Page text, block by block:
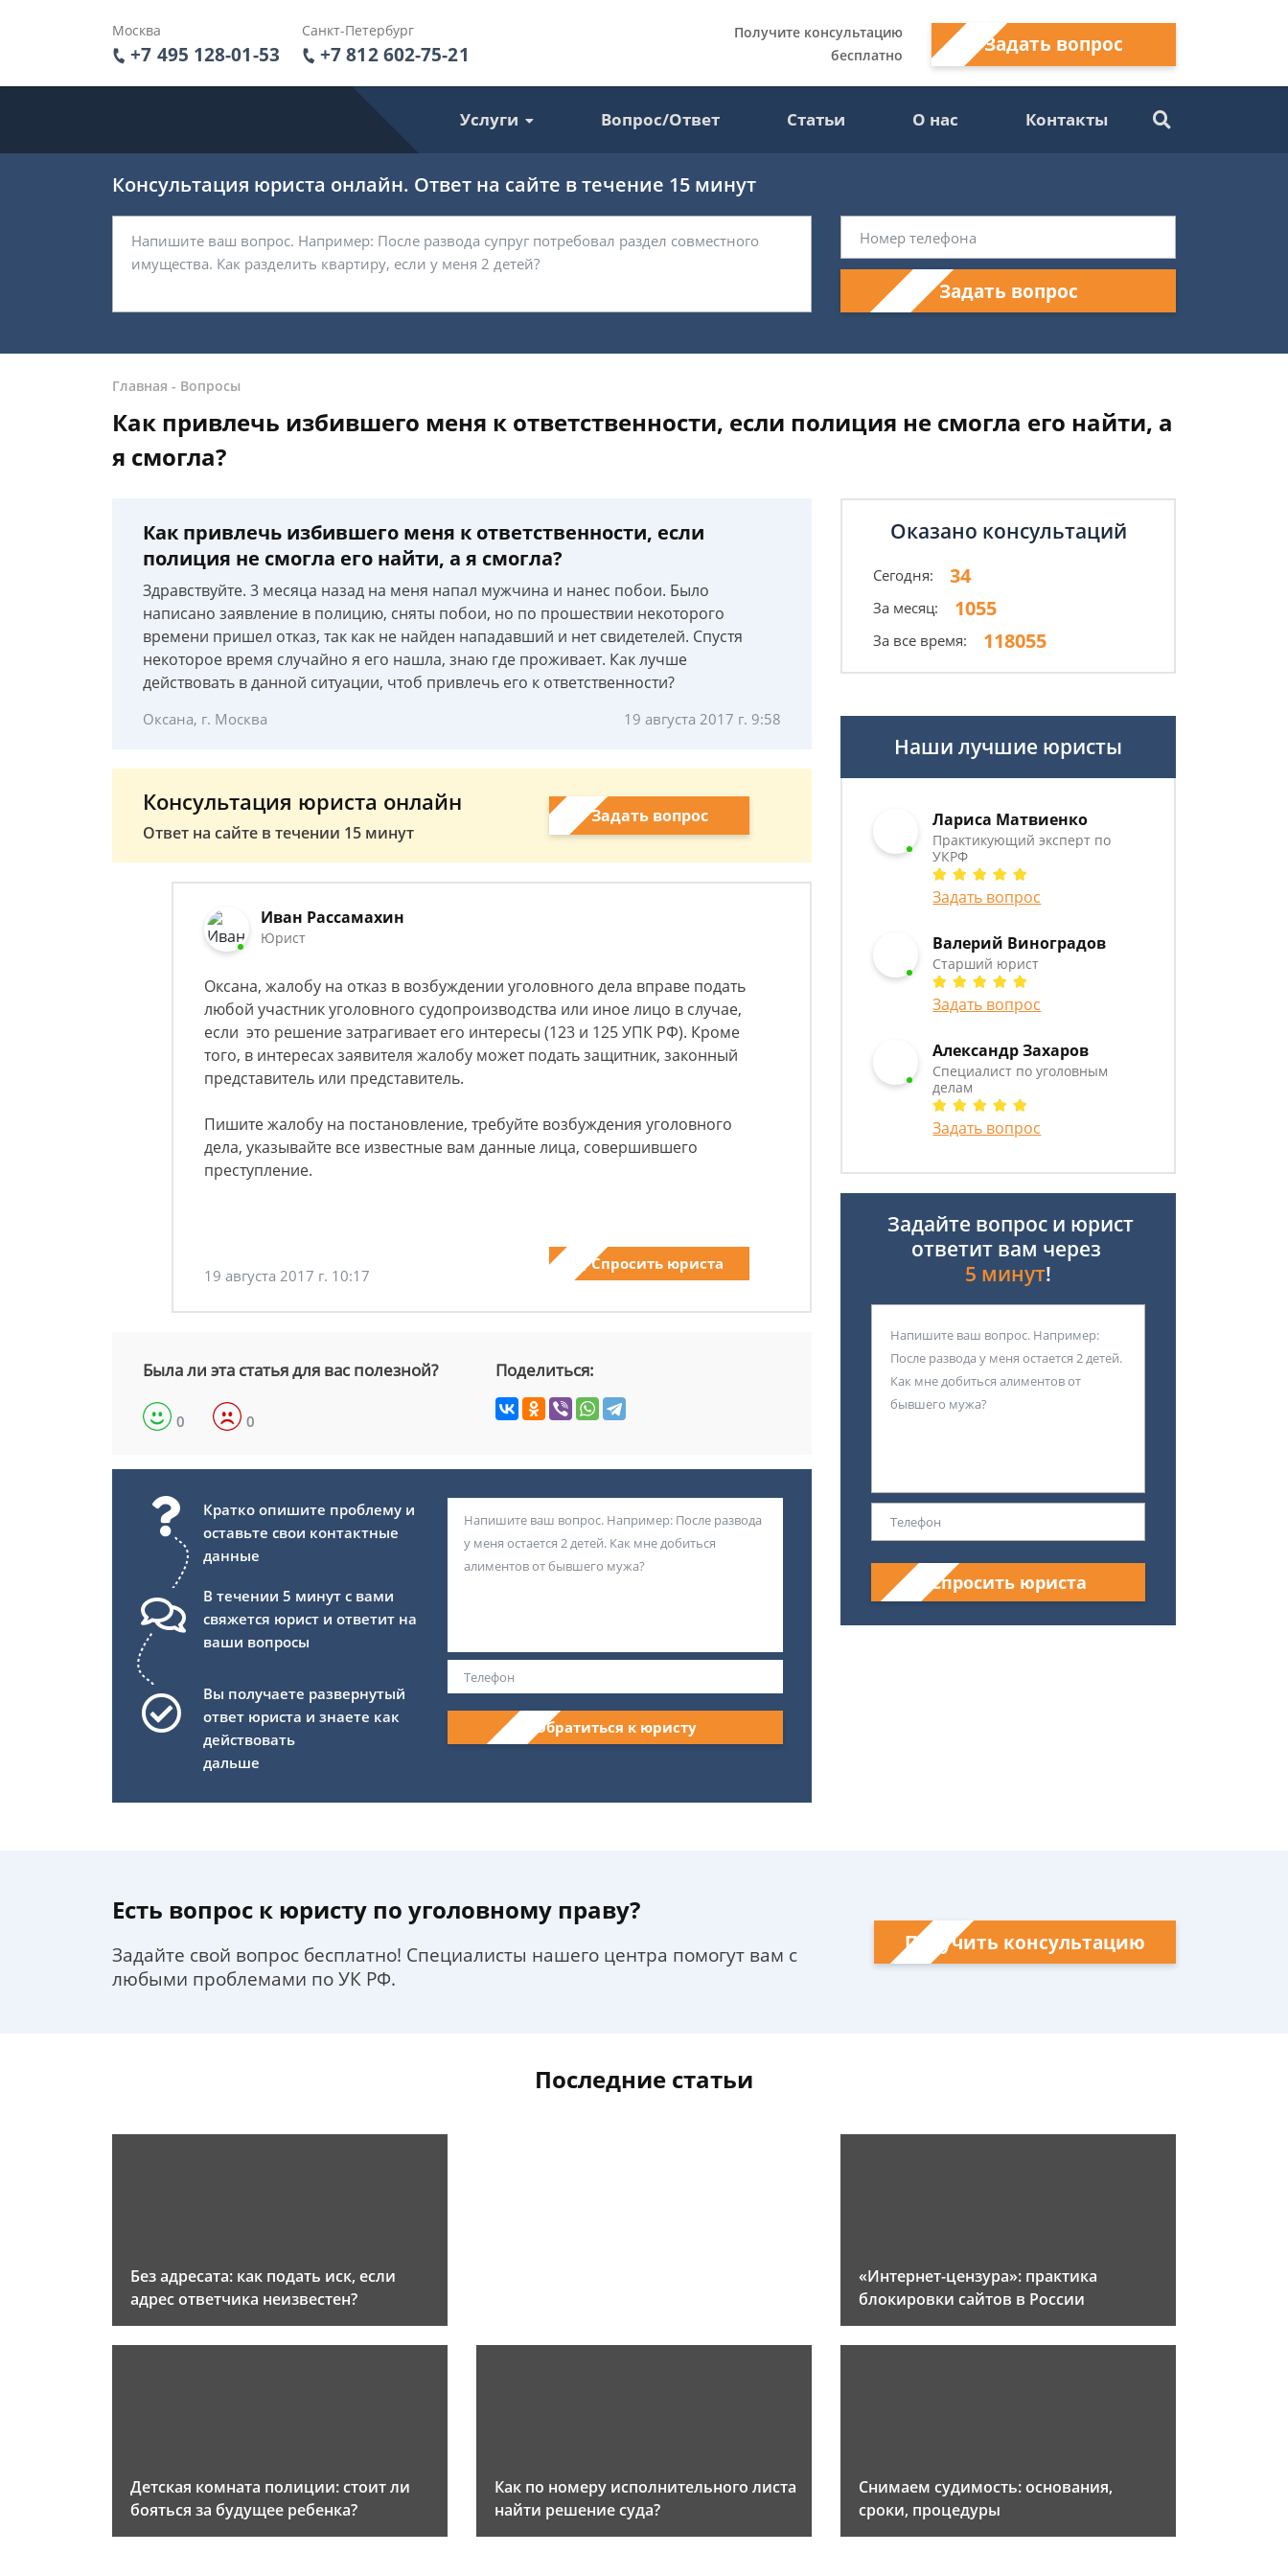
Москва
+7 495 128-01-53
Санкт-Петербург
+7 812 602-75-21
Получите консультацию
бесплатно
Задать вопрос
Услуги Вопрос/Ответ Статьи О нас Контакты
Консультация юриста онлайн. Ответ на сайте в течение 15 минут
Задать вопрос
Главная - Вопросы
Как привлечь избившего меня к ответственности, если полиция не смогла его найти, а
я смогла?
Как привлечь избившего меня к ответственности, если
полиция не смогла его найти, а я смогла?
Здравствуйте. 3 месяца назад на меня напал мужчина и нанес побои. Было
написано заявление в полицию, сняты побои, но по прошествии некоторого
времени пришел отказ, так как не найден нападавший и нет свидетелей. Спустя
некоторое время случайно я его нашла, знаю где проживает. Как лучше
действовать в данной ситуации, чтоб привлечь его к ответственности?
Оксана, г. Москва 19 августа 2017 г. 9:58
Консультация юриста онлайн
Ответ на сайте в течении 15 минут
Задать вопрос
Иван Рассамахин
Юрист
Оксана, жалобу на отказ в возбуждении уголовного дела вправе подать
любой участник уголовного судопроизводства или иное лицо в случае,
если это решение затрагивает его интересы (123 и 125 УПК РФ). Кроме
того, в интересах заявителя жалобу может подать защитник, законный
представитель или представитель.
Пишите жалобу на постановление, требуйте возбуждения уголовного
дела, указывайте все известные вам данные лица, совершившего
преступление.
19 августа 2017 г. 10:17
Спросить юриста
Была ли эта статья для вас полезной?
0 0
Поделиться:
Кратко опишите проблему и
оставьте свои контактные
данные
В течении 5 минут с вами
свяжется юрист и ответит на
ваши вопросы
Вы получаете развернутый
ответ юриста и знаете как
действовать
дальше
Обратиться к юристу
Оказано консультаций
Сегодня: 34
За месяц: 1055
За все время: 118055
Наши лучшие юристы
Лариса Матвиенко
Практикующий эксперт по
УКРФ
Задать вопрос
Валерий Виноградов
Старший юрист
Задать вопрос
Александр Захаров
Специалист по уголовным
делам
Задать вопрос
Задайте вопрос и юрист
ответит вам через
5 минут!
Спросить юриста
Есть вопрос к юристу по уголовному праву?
Задайте свой вопрос бесплатно! Специалисты нашего центра помогут вам с
любыми проблемами по УК РФ.
Получить консультацию
Последние статьи
Без адресата: как подать иск, если
адрес ответчика неизвестен?
«Интернет-цензура»: практика
блокировки сайтов в России
Детская комната полиции: стоит ли
бояться за будущее ребенка?
Как по номеру исполнительного листа
найти решение суда?
Снимаем судимость: основания,
сроки, процедуры